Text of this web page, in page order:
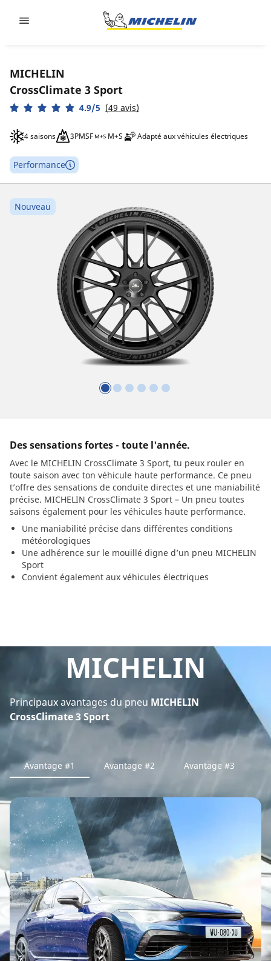
Nouveau
MICHELIN
CrossClimate 3 Sport
4.9/5 (49 avis)
4 saisons 3PMSF M+S Adapté aux véhicules électriques
Performance
Des sensations fortes - toute l'année.
Avec le MICHELIN CrossClimate 3 Sport, tu peux rouler en
toute saison avec ton véhicule haute performance. Ce pneu
t’offre des sensations de conduite directes et une maniabilité
précise. MICHELIN CrossClimate 3 Sport – Un pneu toutes
saisons également pour les véhicules haute performance.
Une maniabilité précise dans différentes conditions
météorologiques
Une adhérence sur le mouillé digne d’un pneu MICHELIN
Sport
Convient également aux véhicules électriques
MICHELIN
Principaux avantages du pneu MICHELIN
CrossClimate 3 Sport
Avantage #1 Avantage #2 Avantage #3